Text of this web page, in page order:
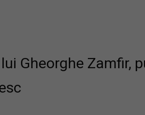
Gheorghe Zamfir,